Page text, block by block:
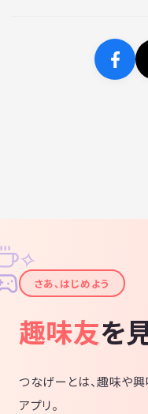
✦
✧
さあ、はじめよう
趣味友を
つなげーとは、趣味や興
アプリ。